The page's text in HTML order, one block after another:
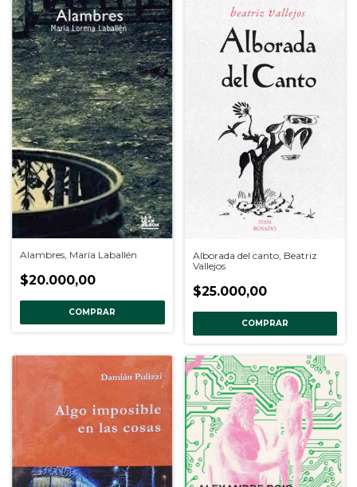
Alambres, María Laballén
$20.000,00
COMPRAR
Alborada del canto, Beatriz
Vallejos
$25.000,00
COMPRAR